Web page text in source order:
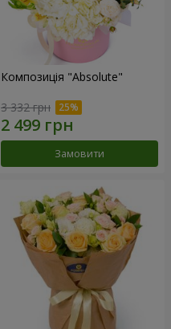
Композиція "Absolute"
3 332 грн
Замовити